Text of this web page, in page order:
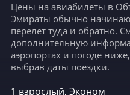
Цены на авиабилеты в
Эмираты обычно
перелет туда и обратно.
дополнительную
аэропортах и погоде
выбрав даты поездки.
1 взрослый, Эконом